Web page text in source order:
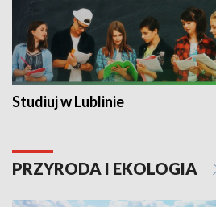
Studiuj w Lublinie
PRZYRODA I EKOLOGIA